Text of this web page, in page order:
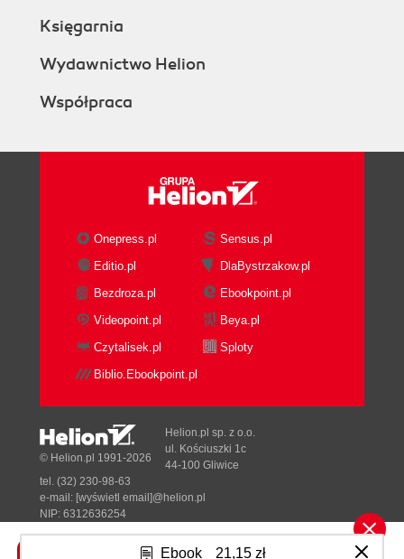
Ebook 21,15 zł
Księgarnia
Wydawnictwo Helion
Współpraca
Onepress.pl
Sensus.pl
Editio.pl
DlaBystrzakow.pl
Bezdroza.pl
Ebookpoint.pl
Videopoint.pl
Beya.pl
Czytalisek.pl
Sploty
Biblio.Ebookpoint.pl
© Helion.pl 1991-2026
Helion.pl sp. z o.o.
ul. Kościuszki 1c
44-100 Gliwice
tel. (32) 230-98-63
e-mail: [wyświetl email]@helion.pl
NIP: 6312636254